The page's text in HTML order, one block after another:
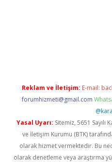
Reklam ve İletişim: E-mail:
forumhizmeti@gmail.com
Yasal Uyarı: Sitemiz, 5651
ve İletişim Kurumu (BTK)
olarak hizmet vermektedir. Bu
olarak denetleme veya araştırma